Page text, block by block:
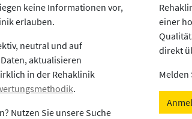
keine Informationen vor,
erlauben.
neutral und auf
aktualisieren
in der Rehaklinik
.
Nutzen Sie unsere Suche
einer
direkt
Melden